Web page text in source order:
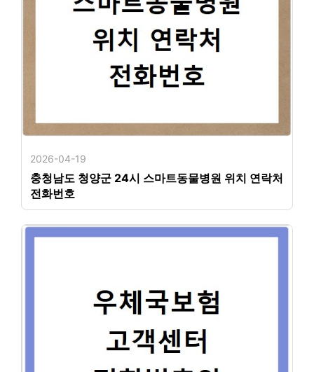
2026-04-19
충청남도 청양군 24시 스마트동물병원 위치 연락처
전화번호